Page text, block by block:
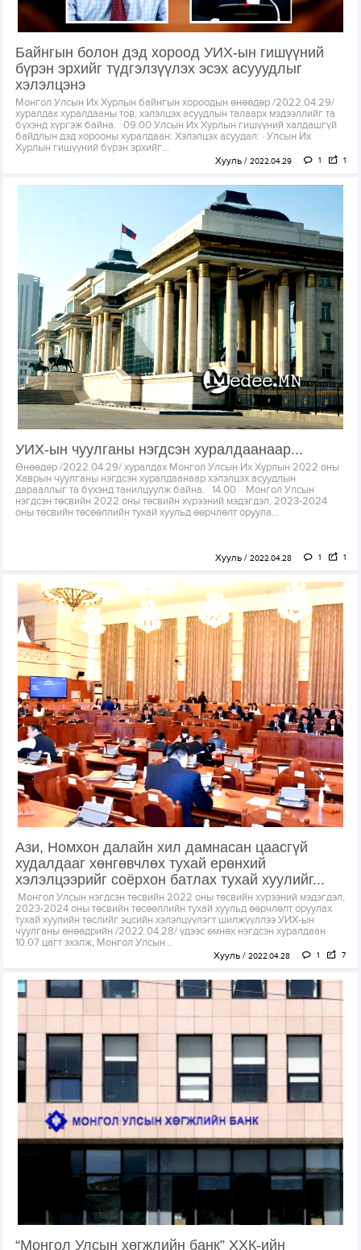
Байнгын болон дэд хороод УИХ-ын гишүүний
бүрэн эрхийг түдгэлзүүлэх эсэх асууудлыг
хэлэлцэнэ
Монгол Улсын Их Хурлын байнгын хороодын өнөөдөр /2022.04.29/
хуралдах хуралдааны тов, хэлэлцэх асуудлын талаарх мэдээллийг та
бүхэнд хүргэж байна. 09.00 Улсын Их Хурлын гишүүний халдашгүй
байдлын дэд хорооны хуралдаан: Хэлэлцэх асуудал: · Улсын Их
Хурлын гишүүний бүрэн эрхийг...
Хууль 2022.04.29 1 1
УИХ-ын чуулганы нэгдсэн хуралдаанаар...
Өнөөдөр /2022.04.29/ хуралдах Монгол Улсын Их Хурлын 2022 оны
Хаврын чуулганы нэгдсэн хуралдаанаар хэлэлцэх асуудлын
дарааллыг та бүхэнд танилцуулж байна. 14.00 · Монгол Улсын
нэгдсэн төсвийн 2022 оны төсвийн хүрээний мэдэгдэл, 2023-2024
оны төсвийн төсөөллийн тухай хуульд өөрчлөлт оруула...
Хууль 2022.04.28 1 1
Ази, Номхон далайн хил дамнасан цаасгүй
худалдааг хөнгөвчлөх тухай ерөнхий
хэлэлцээрийг соёрхон батлах тухай хуулийг...
Монгол Улсын нэгдсэн төсвийн 2022 оны төсвийн хүрээний мэдэгдэл,
2023-2024 оны төсвийн төсөөллийн тухай хуульд өөрчлөлт оруулах
тухай хуулийн төслийг эцсийн хэлэлцүүлэгт шилжүүллээ УИХ-ын
чуулганы өнөөдрийн /2022.04.28/ үдээс өмнөх нэгдсэн хуралдаан
10.07 цагт эхэлж, Монгол Улсын...
Хууль 2022.04.28 1 7
“Монгол Улсын хөгжлийн банк” ХХК-ийн